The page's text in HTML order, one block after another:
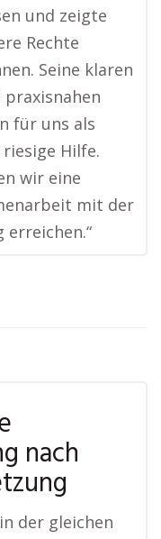
und zeigte
Rechte
Seine klaren
für uns als
Hilfe.
wir eine
mit der
erreichen.“
nach
der gleichen